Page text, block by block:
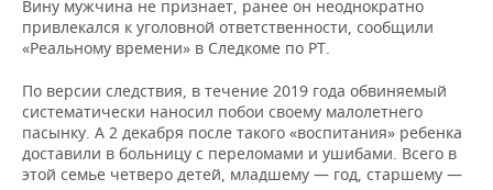
ОТКРЫТАЯ ЛЕКЦИЯ
БАСКЕТБОЛ
ВОЛЕЙБОЛ
КИБЕРСПОРТ
ИНФРАСТРУКТУРА
ИСТОРИЯ
КУЛЬТУРА
СПРАВОЧНИК
СПИСОК ПЕРСОН
СПИСОК КОМПАНИЙ
ПОЛНАЯ ВЕРСИЯ
Вину мужчина не признает, ранее он неоднократно
привлекался к уголовной ответственности, сообщили
«Реальному времени» в Следкоме по РТ.
По версии следствия, в течение 2019 года обвиняемый
систематически наносил побои своему малолетнего
пасынку. А 2 декабря после такого «воспитания» ребенка
доставили в больницу с переломами и ушибами. Всего в
этой семье четверо детей, младшему — год, старшему —